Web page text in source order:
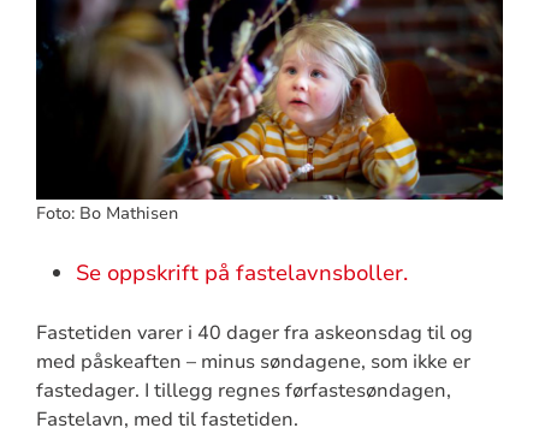
Foto: Bo Mathisen
Se oppskrift på fastelavnsboller.
Fastetiden varer i 40 dager fra askeonsdag til og
med påskeaften – minus søndagene, som ikke er
fastedager. I tillegg regnes førfastesøndagen,
Fastelavn, med til fastetiden.